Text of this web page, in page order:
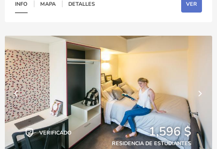
INFO MAPA DETALLES VER
VERIFICADO 1,596 $
RESIDENCIA DE ESTUDIANTES